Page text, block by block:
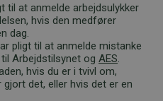
til at anmelde arbejdsulykker
hvis den medfører
dag.
pligt til at anmelde mistanke
Arbejdstilsynet og AES.
hvis du er i tvivl om,
det, eller hvis det er en